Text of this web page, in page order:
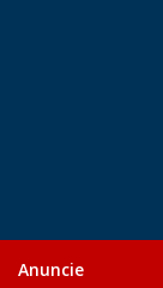
Anuncie